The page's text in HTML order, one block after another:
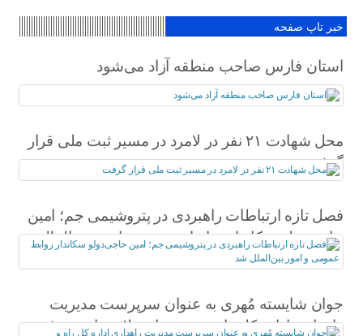
خبر تاپ صفحه
استان فارس صاحب منطقه آزاد می‌شود
محل شهادت ۲۱ نفر در لامرد در مسیر ثبت ملی قرار
گرفت
فصل تازه ارتباطات راهبردی در پتروشیمی جم؛ امین
حاجی‌دولو سکاندار روابط عمومی و امور بین‌الملل
شد
جوان شایسته مُهری به عنوان سرپرست مدیریت
راهداری اداره کل راه و شهرسازی لارستان معرفی